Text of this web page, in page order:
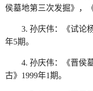
侯墓地第三次发掘》，
3. 孙庆伟：《试论
年5期。
4. 孙庆伟：《晋侯
古》1999年1期。